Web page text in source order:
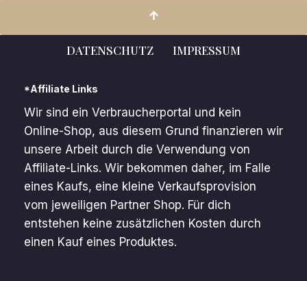
DATENSCHUTZ IMPRESSUM
*Affiliate Links
Wir sind ein Verbraucherportal und kein
Online-Shop, aus diesem Grund finanzieren wir
unsere Arbeit durch die Verwendung von
Affiliate-Links. Wir bekommen daher, im Falle
eines Kaufs, eine kleine Verkaufsprovision
vom jeweiligen Partner Shop. Für dich
entstehen keine zusätzlichen Kosten durch
einen Kauf eines Produktes.